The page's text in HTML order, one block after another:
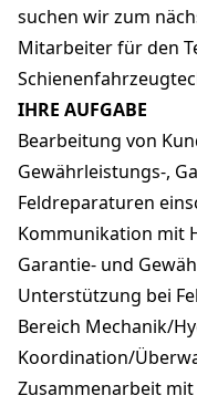
suchen wir zum
Mitarbeiter für den
IHRE AUFGABE
Bearbeitung von
Gewährleistungs-,
Feldreparaturen
Kommunikation mit
Garantie- und
Unterstützung bei
Bereich Mechanik/
Koordination/
Zusammenarbeit